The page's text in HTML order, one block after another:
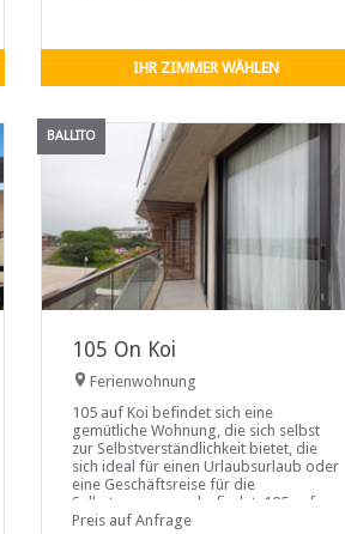
IHR ZIMMER WÄHLEN
BALLITO
105 On Koi
Ferienwohnung
105 auf Koi befindet sich eine
gemütliche Wohnung, die sich selbst
zur Selbstverständlichkeit bietet, die
sich ideal für einen Urlaubsurlaub oder
eine Geschäftsreise für die
Selbstversorgung befindet. 105 auf
Koi ist klimatisiert, hat zwei
Preis auf Anfrage